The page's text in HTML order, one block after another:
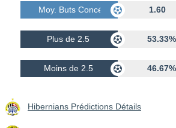
Moy. Buts Concédés 1.60
Plus de 2.5 53.33%
Moins de 2.5 46.67%
Hibernians Prédictions Détails